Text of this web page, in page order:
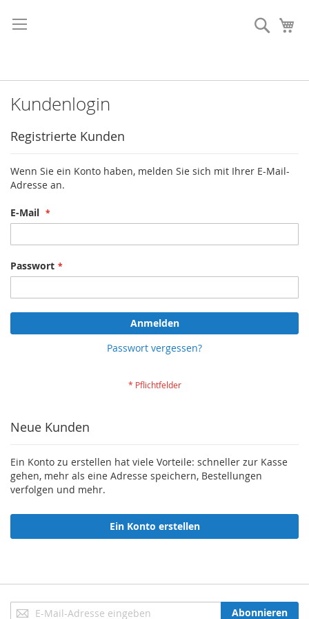
zum
Inhalt
Suche
Kundenlogin
Registrierte Kunden
Wenn Sie ein Konto haben, melden Sie sich mit Ihrer E-Mail-
Adresse an.
E-Mail
Passwort
Anmelden
Passwort vergessen?
Neue Kunden
Ein Konto zu erstellen hat viele Vorteile: schneller zur Kasse
gehen, mehr als eine Adresse speichern, Bestellungen
verfolgen und mehr.
Ein Konto erstellen
Anmeldung
Abonnieren